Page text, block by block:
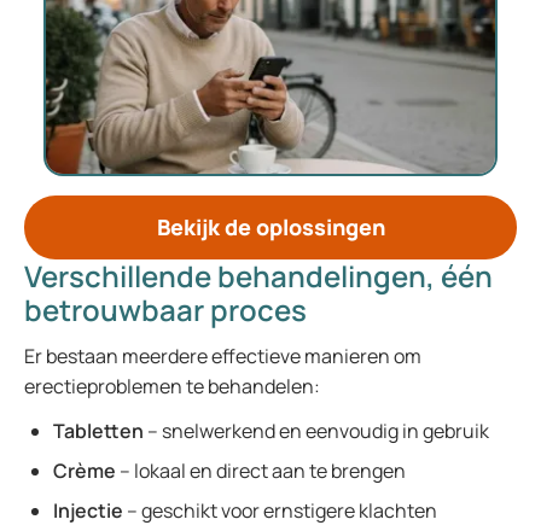
Bekijk de oplossingen
Verschillende behandelingen, één
betrouwbaar proces
Er bestaan meerdere effectieve manieren om
erectieproblemen te behandelen:
Tabletten – snelwerkend en eenvoudig in gebruik
Crème – lokaal en direct aan te brengen
Injectie – geschikt voor ernstigere klachten